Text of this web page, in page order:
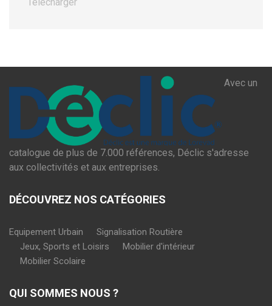
Avec un
catalogue de plus de 7.000 références, Déclic s'adresse
aux collectivités et aux entreprises.
DÉCOUVREZ NOS CATÉGORIES
Equipement Urbain
Signalisation Routière
Jeux, Sports et Loisirs
Mobilier d'intérieur
Mobilier Scolaire
QUI SOMMES NOUS ?